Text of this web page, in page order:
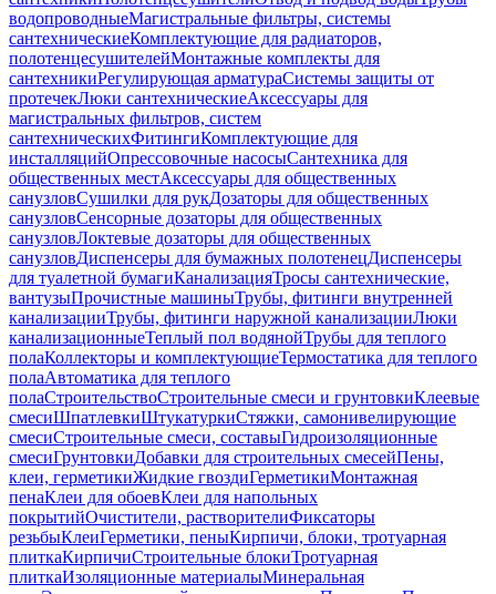
водопроводныеМагистральные фильтры, системы
сантехническиеКомплектующие для радиаторов,
полотенцесушителейМонтажные комплекты для
сантехникиРегулирующая арматураСистемы защиты от
протечекЛюки сантехническиеАксессуары для
магистральных фильтров, систем
сантехническихФитингиКомплектующие для
инсталляцийОпрессовочные насосыСантехника для
общественных местАксессуары для общественных
санузловСушилки для рукДозаторы для общественных
санузловСенсорные дозаторы для общественных
санузловЛоктевые дозаторы для общественных
санузловДиспенсеры для бумажных полотенецДиспенсеры
для туалетной бумагиКанализацияТросы сантехнические,
вантузыПрочистные машиныТрубы, фитинги внутренней
канализацииТрубы, фитинги наружной канализацииЛюки
канализационныеТеплый пол водянойТрубы для теплого
полаКоллекторы и комплектующиеТермостатика для теплого
полаАвтоматика для теплого
полаСтроительствоСтроительные смеси и грунтовкиКлеевые
смесиШпатлевкиШтукатуркиСтяжки, самонивелирующие
смесиСтроительные смеси, составыГидроизоляционные
смесиГрунтовкиДобавки для строительных смесейПены,
клеи, герметикиЖидкие гвоздиГерметикиМонтажная
пенаКлеи для обоевКлеи для напольных
покрытийОчистители, растворителиФиксаторы
резьбыКлеиГерметики, пеныКирпичи, блоки, тротуарная
плиткаКирпичиСтроительные блокиТротуарная
плиткаИзоляционные материалыМинеральная